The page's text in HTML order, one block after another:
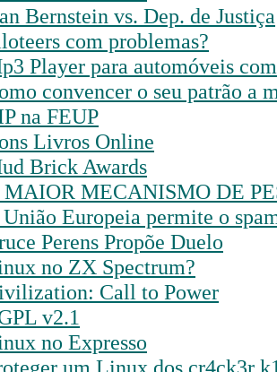
Bernstein vs. Dep. de Justiça
com problemas?
Player para automóveis
convencer o seu patrão a
na FEUP
Livros Online
Brick Awards
MAIOR MECANISMO DE
Europeia permite o
Perens Propõe Duelo
no ZX Spectrum?
Call to Power
v2.1
no Expresso
um Linux dos cr4ck3r